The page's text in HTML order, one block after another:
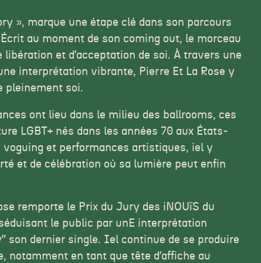
», marque une étape clé dans son parcours
au moment de son coming out, le morceau
et dʼacceptation de soi. À travers une
interprétation vibrante, Pierre Et La Rose y
pleinement soi.
ont lieu dans le milieu des ballrooms, ces
LGBT+ nés dans les années 70 aux États-
voguing et performances artistiques, iel y
et de célébration où sa lumière peut enfin
remporte le Prix du Jury des iNOUïS du
le public par unE interprétation
son dernier single. Iel continue de se produire
notamment en tant que tête dʼaffiche au